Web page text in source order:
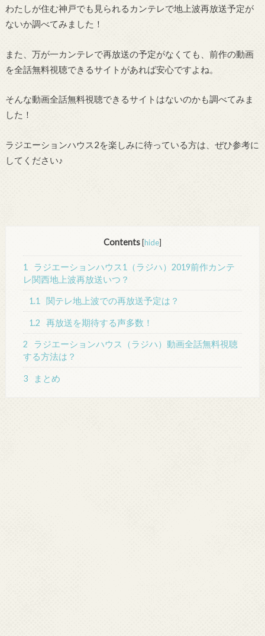
わたしが住む神戸でも見られるカンテレで地上波再放送予定が
ないか調べてみました！
また、万が一カンテレで再放送の予定がなくても、前作の動画
を全話無料視聴できるサイトがあれば安心ですよね。
そんな動画全話無料視聴できるサイトはないのかも調べてみま
した！
ラジエーションハウス2を楽しみに待っている方は、ぜひ参考に
してください♪
Contents [hide]
1
ラジエーションハウス1（ラジハ）2019前作カンテ
レ関西地上波再放送いつ？
1.1 関テレ地上波での再放送予定は？
1.2 再放送を期待する声多数！
2
ラジエーションハウス（ラジハ）動画全話無料視聴
する方法は？
3 まとめ